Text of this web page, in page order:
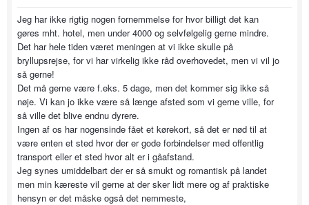
Jeg har ikke rigtig nogen fornemmelse for hvor billigt det kan
gøres mht. hotel, men under 4000 og selvfølgelig gerne mindre.
Det har hele tiden været meningen at vi ikke skulle på
bryllupsrejse, for vi har virkelig ikke råd overhovedet, men vi vil jo
så gerne!
Det må gerne være f.eks. 5 dage, men det kommer sig ikke så
nøje. Vi kan jo ikke være så længe afsted som vi gerne ville, for
så ville det blive endnu dyrere.
Ingen af os har nogensinde fået et kørekort, så det er nød til at
være enten et sted hvor der er gode forbindelser med offentlig
transport eller et sted hvor alt er i gåafstand.
Jeg synes umiddelbart der er så smukt og romantisk på landet
men min kæreste vil gerne at der sker lidt mere og af praktiske
hensyn er det måske også det nemmeste,